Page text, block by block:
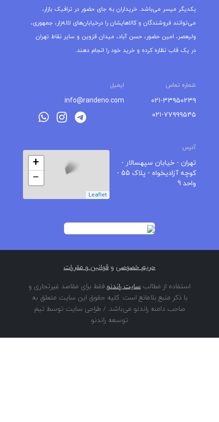
یکدیگر میسر می‌باشد. خریداران به جای حضور در ترافیک بازار،
می‌توانند فروشندگان و کالاهایشان را درخیابان‌های لاله‌زار، جمهوری،
ولیعصر، امین حضور، حسن آباد، میدان قزوین و سایر نقاط تهران
در یک قاب نظاره کرده و خرید خود را انجام دهند.
شماره تماس ایمیل
۰۲۱-۳۳۹۵۰۲۳۹
۰۲۱-۷۷۹۹۹۵۴۵
info@randeno.com
آدرس
تهران - خیابان سپهسالار -
کوچه آزادیخواه - پلاک 55 -
واحد 9
+
−
Leaflet
حریم خصوصی و قوانین و مقررات
استفاده از مطالب سایت راندنو فقط برای مقاصد غیرتجاری و
با ذکر منبع بلامانع است. کلیه حقوق این سایت متعلق به
صاحب دامنه راندنو می‌باشد. / طراحی سایت توسط تیم
توسعه راندنو